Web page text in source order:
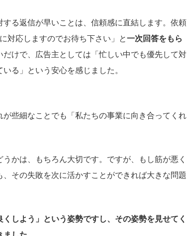
る返信が早いことは、信頼感に直結します。依頼
対応しますのでお待ち下さい」と一次回答をもら
だけで、広告主としては「忙しい中でも優先して対
る」という安心を感じました。
些細なことでも「私たちの事業に向き合ってくれ
かは、もちろん大切です。ですが、もし筋が悪く
その失敗を次に活かすことができれば大きな問題
しよう」という姿勢ですし、その姿勢を見せてく